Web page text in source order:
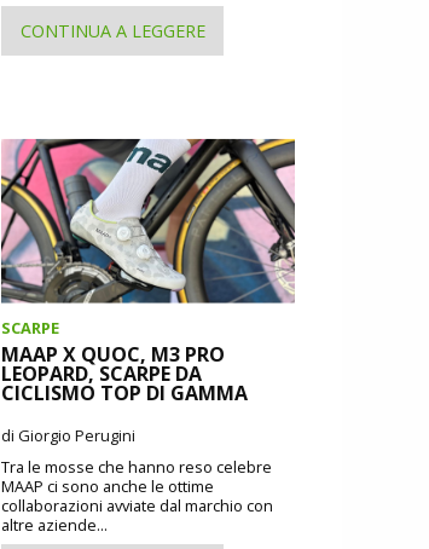
CONTINUA A LEGGERE
SCARPE
MAAP X QUOC, M3 PRO
LEOPARD, SCARPE DA
CICLISMO TOP DI GAMMA
di Giorgio Perugini
Tra le mosse che hanno reso celebre
MAAP ci sono anche le ottime
collaborazioni avviate dal marchio con
altre aziende...